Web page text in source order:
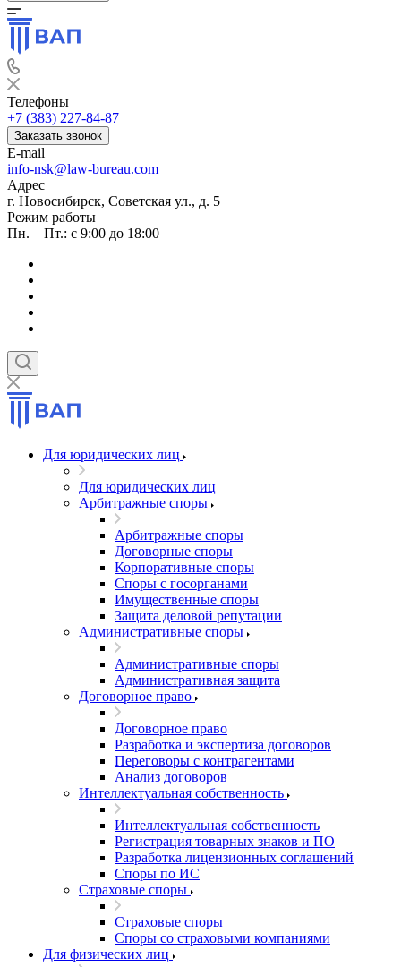
Телефоны
+7 (383) 227-84-87
Заказать звонок
E-mail
info-nsk@law-bureau.com
Адрес
г. Новосибирск, Советская ул., д. 5
Режим работы
Пн. – Пт.: с 9:00 до 18:00
Для юридических лиц
Для юридических лиц
Арбитражные споры
Арбитражные споры
Договорные споры
Корпоративные споры
Споры с госорганами
Имущественные споры
Защита деловой репутации
Административные споры
Административные споры
Административная защита
Договорное право
Договорное право
Разработка и экспертиза договоров
Переговоры с контрагентами
Анализ договоров
Интеллектуальная собственность
Интеллектуальная собственность
Регистрация товарных знаков и ПО
Разработка лицензионных соглашений
Споры по ИС
Страховые споры
Страховые споры
Споры со страховыми компаниями
Для физических лиц